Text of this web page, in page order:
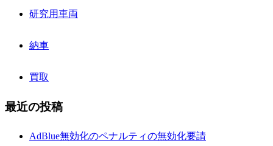
研究用車両
納車
買取
最近の投稿
AdBlue無効化のペナルティの無効化要請